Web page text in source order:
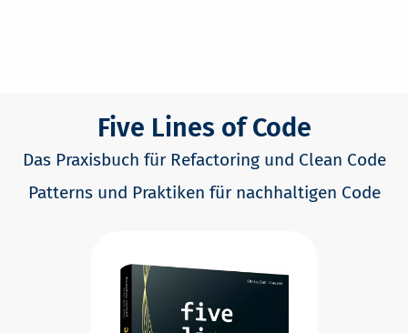
Five Lines of Code
Das Praxisbuch für Refactoring und Clean Code
Patterns und Praktiken für nachhaltigen Code